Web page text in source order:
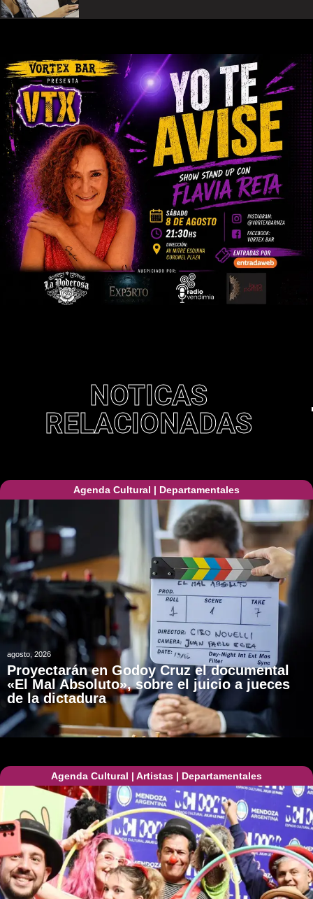
NOTICAS
RELACIONADAS
Agenda Cultural | Departamentales
agosto, 2026
Proyectarán en Godoy Cruz el documental
«El Mal Absoluto», sobre el juicio a jueces
de la dictadura
Agenda Cultural | Artistas | Departamentales